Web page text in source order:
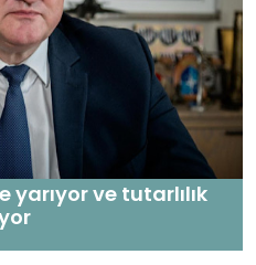
yarıyor ve tutarlılık